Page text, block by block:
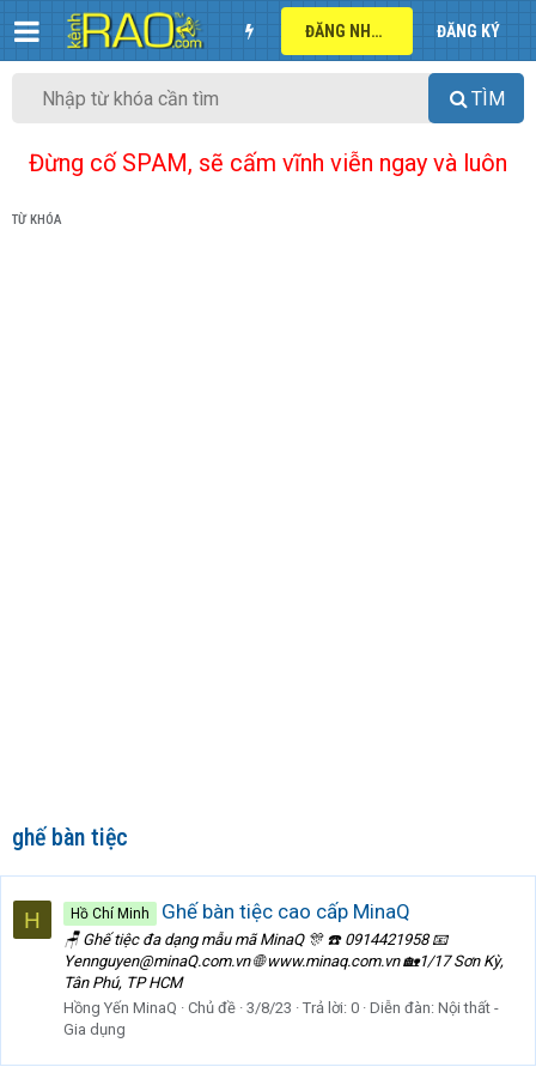
ĐĂNG NHẬP ĐĂNG KÝ
TÌM
Đừng cố SPAM, sẽ cấm vĩnh viễn ngay và luôn
TỪ KHÓA
ghế bàn tiệc
H Hồ Chí Minh Ghế bàn tiệc cao cấp MinaQ
🪑 Ghế tiệc đa dạng mẫu mã MinaQ 🎊 ☎️ 0914421958 📧
Yennguyen@minaQ.com.vn 🌐 www.minaq.com.vn 🏡1/17 Sơn Kỳ,
Tân Phú, TP HCM
Hồng Yến MinaQ
Chủ đề 3/8/23 Trả lời: 0 Diễn đàn: Nội thất -
Gia dụng